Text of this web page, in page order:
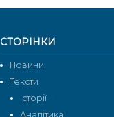
СТОРІНКИ
Новини
Тексти
Історії
Аналітика